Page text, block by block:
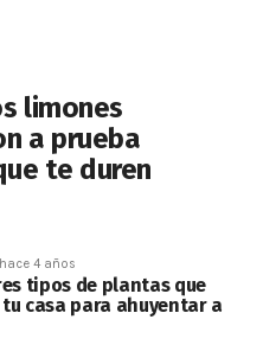
limones
a prueba
te duren
hace 4 años
tipos de plantas que
casa para ahuyentar a